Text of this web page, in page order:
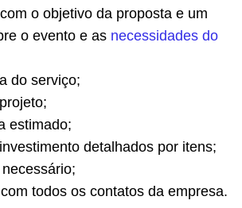
o objetivo da proposta e um
o evento e as necessidades do
do serviço;
estimado;
detalhados por itens;
todos os contatos da empresa.